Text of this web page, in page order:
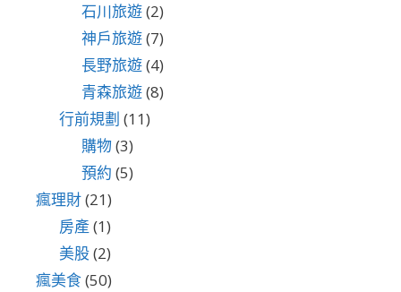
石川旅遊(2)
神戶旅遊(7)
長野旅遊(4)
青森旅遊(8)
行前規劃 (11)
購物(3)
預約 (5)
瘋理財(21)
房產 (1)
美股(2)
瘋美食(50)